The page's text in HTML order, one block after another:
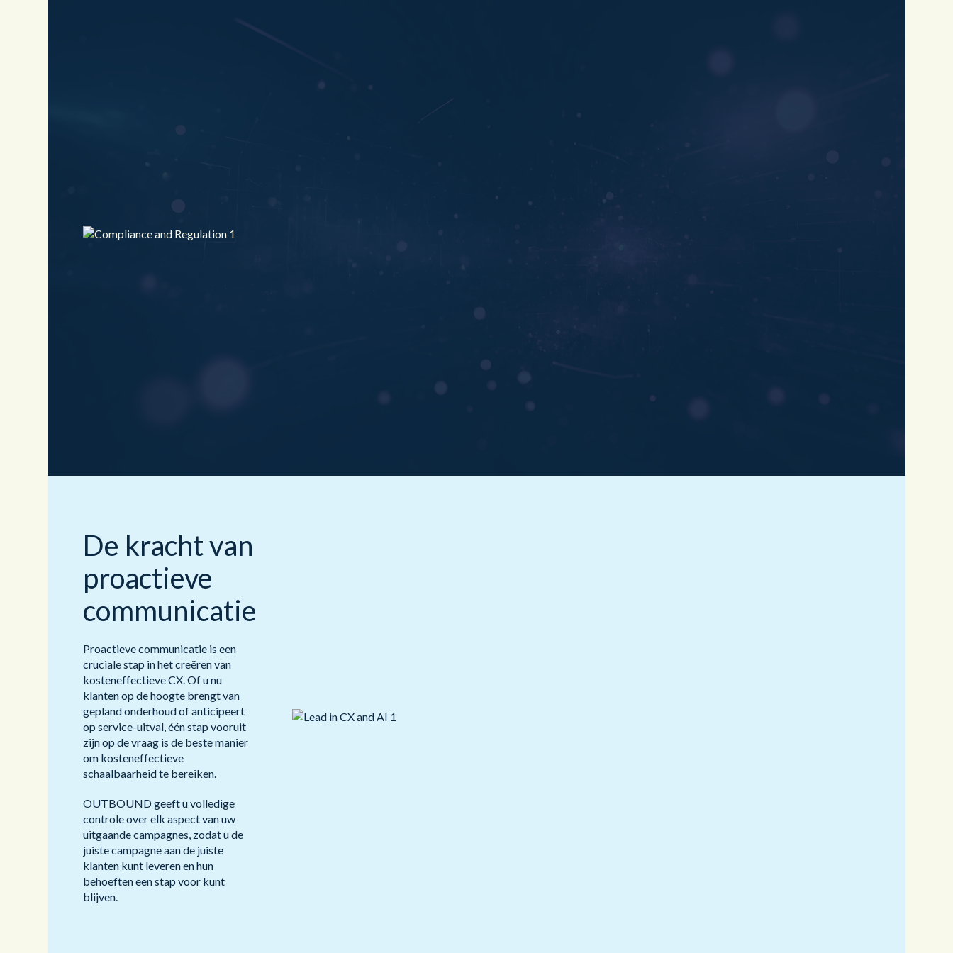
De kracht van
proactieve
communicatie
Proactieve communicatie is een
cruciale stap in het creëren van
kosteneffectieve CX. Of u nu
klanten op de hoogte brengt van
gepland onderhoud of anticipeert
op service-uitval, één stap vooruit
zijn op de vraag is de beste manier
om kosteneffectieve
schaalbaarheid te bereiken.
OUTBOUND geeft u volledige
controle over elk aspect van uw
uitgaande campagnes, zodat u de
juiste campagne aan de juiste
klanten kunt leveren en hun
behoeften een stap voor kunt
blijven.